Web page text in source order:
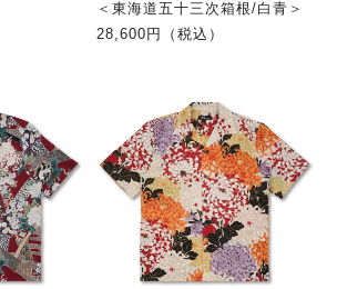
＜東海道五十三次箱根/白青＞
28,600円（税込）